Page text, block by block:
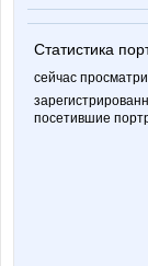
Статистика
сейчас
посетившие